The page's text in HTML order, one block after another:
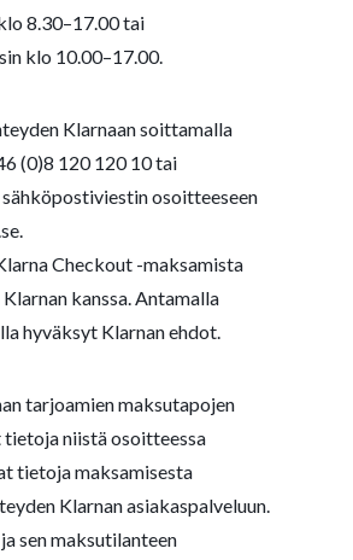
8.30–17.00 tai
klo 10.00–17.00.
Klarnaan soittamalla
(0)8 120 120 10 tai
osoitteeseen
Checkout -maksamista
kanssa. Antamalla
hyväksyt Klarnan ehdot.
tarjoamien maksutapojen
tietoja niistä osoitteessa
tietoja maksamisesta
Klarnan asiakaspalveluun.
sen maksutilanteen